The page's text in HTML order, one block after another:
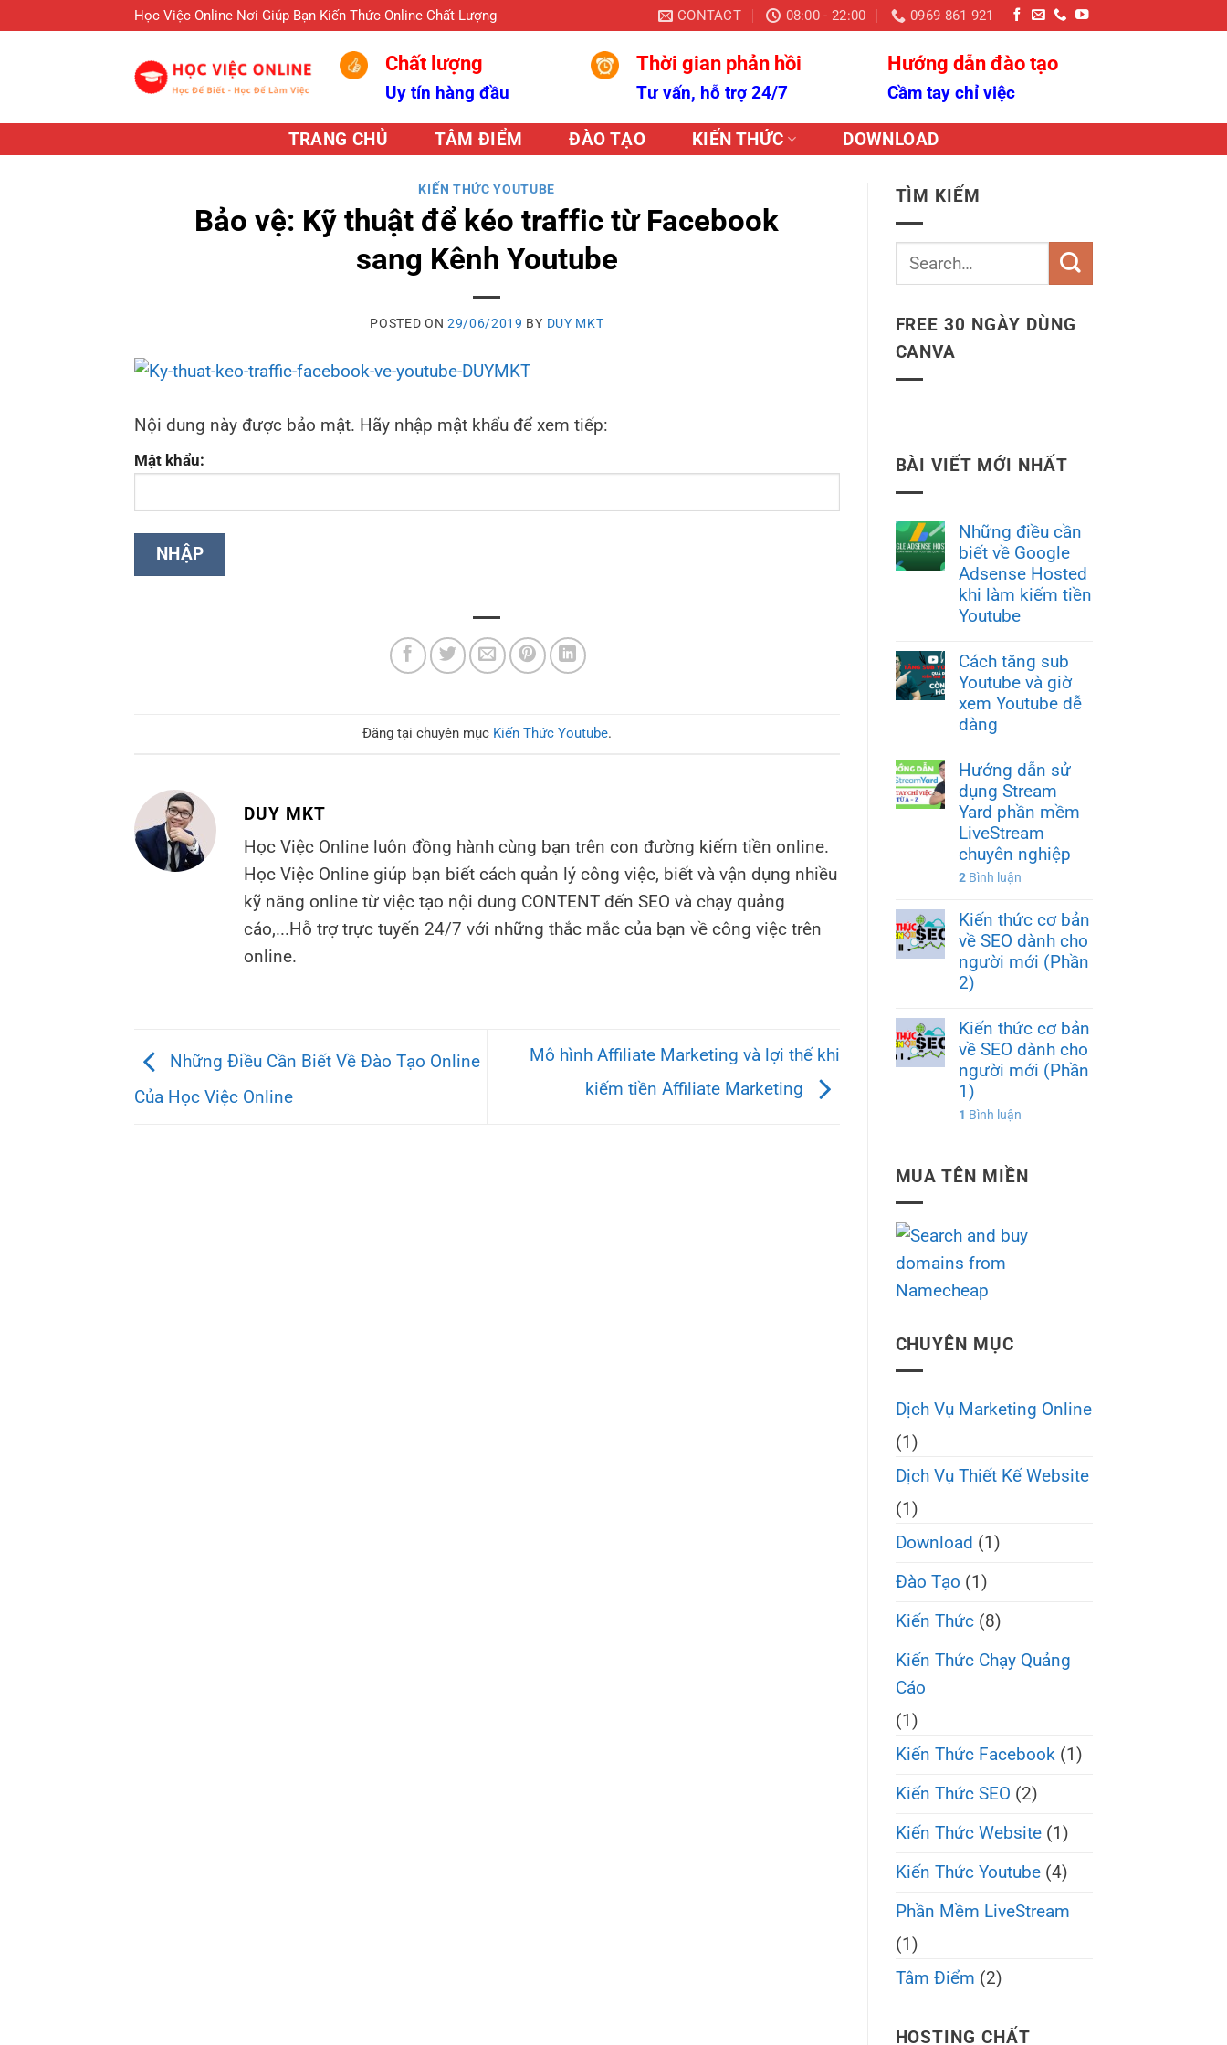
Học Việc Online Nơi Giúp Bạn Kiến Thức Online Chất Lượng CONTACT 08:00 - 22:00 0969 861 921
Chất lượng
Uy tín hàng đầu
Thời gian phản hồi
Tư vấn, hỗ trợ 24/7
Hướng dẫn đào tạo
Cầm tay chỉ việc
TRANG CHỦ TÂM ĐIỂM ĐÀO TẠO KIẾN THỨC DOWNLOAD
KIẾN THỨC YOUTUBE
Bảo vệ: Kỹ thuật để kéo traffic từ Facebook
sang Kênh Youtube
POSTED ON 29/06/2019 BY DUY MKT
Nội dung này được bảo mật. Hãy nhập mật khẩu để xem tiếp:
Mật khẩu:
Đăng tại chuyên mục Kiến Thức Youtube.
DUY MKT
Học Việc Online luôn đồng hành cùng bạn trên con đường kiếm tiền online.
Học Việc Online giúp bạn biết cách quản lý công việc, biết và vận dụng nhiều
kỹ năng online từ việc tạo nội dung CONTENT đến SEO và chạy quảng
cáo,...Hỗ trợ trực tuyến 24/7 với những thắc mắc của bạn về công việc trên
online.
Những Điều Cần Biết Về Đào Tạo Online
Của Học Việc Online
Mô hình Affiliate Marketing và lợi thế khi
kiếm tiền Affiliate Marketing
TÌM KIẾM
FREE 30 NGÀY DÙNG
CANVA
BÀI VIẾT MỚI NHẤT
Những điều cần
biết về Google
Adsense Hosted
khi làm kiếm tiền
Youtube
Cách tăng sub
Youtube và giờ
xem Youtube dễ
dàng
Hướng dẫn sử
dụng Stream
Yard phần mềm
LiveStream
chuyên nghiệp
2Bình luận
Kiến thức cơ bản
về SEO dành cho
người mới (Phần
2)
Kiến thức cơ bản
về SEO dành cho
người mới (Phần
1)
1 Bình luận
MUA TÊN MIỀN
CHUYÊN MỤC
Dịch Vụ Marketing Online
(1)
Dịch Vụ Thiết Kế Website
(1)
Download (1)
Đào Tạo (1)
Kiến Thức(8)
Kiến Thức Chạy Quảng
Cáo
(1)
Kiến Thức Facebook(1)
Kiến Thức SEO (2)
Kiến Thức Website(1)
Kiến Thức Youtube(4)
Phần Mềm LiveStream
(1)
Tâm Điểm (2)
HOSTING CHẤT